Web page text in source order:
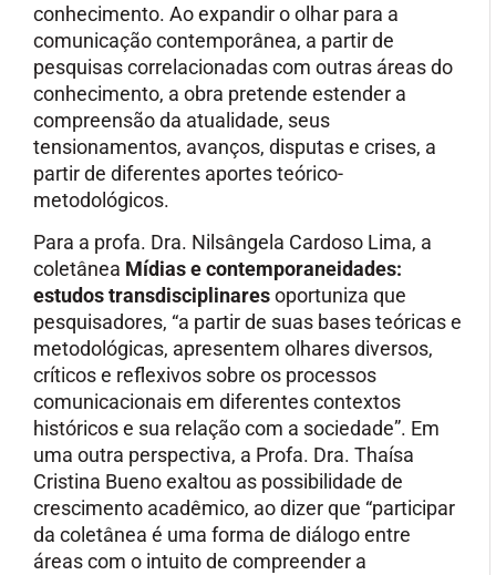
conhecimento. Ao expandir o olhar para a
comunicação contemporânea, a partir de
pesquisas correlacionadas com outras áreas do
conhecimento, a obra pretende estender a
compreensão da atualidade, seus
tensionamentos, avanços, disputas e crises, a
partir de diferentes aportes teórico-
metodológicos.
Para a profa. Dra. Nilsângela Cardoso Lima, a
coletânea Mídias e contemporaneidades:
estudos transdisciplinaresoportuniza que
pesquisadores, “a partir de suas bases teóricas e
metodológicas, apresentem olhares diversos,
críticos e reflexivos sobre os processos
comunicacionais em diferentes contextos
históricos e sua relação com a sociedade”. Em
uma outra perspectiva, a Profa. Dra. Thaísa
Cristina Bueno exaltou as possibilidade de
crescimento acadêmico, ao dizer que “participar
da coletânea é uma forma de diálogo entre
áreas com o intuito de compreender a